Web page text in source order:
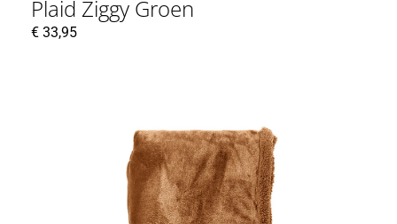
Plaid Ziggy Groen
€ 33,95